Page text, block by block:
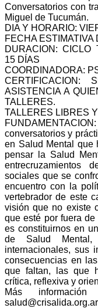
Conversatorios con
Miguel de Tucumán.
DIA Y HORARIO:
FECHA ESTIMATIVA
DURACION: CICLO
15 DÍAS
COORDINADORA:
CERTIFICACION:
ASISTENCIA A
TALLERES.
TALLERES LIBRES
conversatorios y
en Salud Mental que
pensar la Salud
entrecruzamientos
sociales que se
encuentro con la
vertebrador de este
visión que no existe
que esté por fuera
es constituirnos en
de Salud Mental,
internacionales, sus
consecuencias en
que faltan, las que
crítica, reflexiva y
Más
salud@crisalida.org.ar